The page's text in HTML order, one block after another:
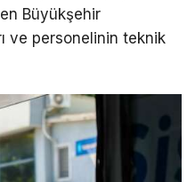
Büyükşehir
ve personelinin teknik